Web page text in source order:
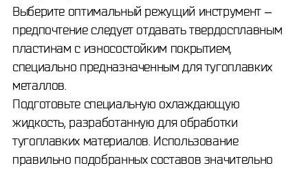
Выберите оптимальный режущий инструмент –
предпочтение следует отдавать твердосплавным
пластинам с износостойким покрытием,
специально предназначенным для тугоплавких
металлов.
Подготовьте специальную охлаждающую
жидкость, разработанную для обработки
тугоплавких материалов. Использование
правильно подобранных составов значительно